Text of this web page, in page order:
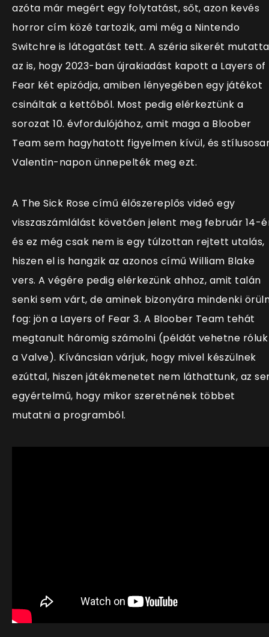
azóta már megért egy folytatást, sőt, azon kevés
horror cím közé tartozik, ami még a Nintendo
Switchre is látogatást tett. A széria sikerét mutatta
az is, hogy 2023-ban újrakiadást kapott a Layers of
Fear két epizódja, amiben lényegében egy játékot
csináltak a kettőből. Most pedig elérkeztünk a
sorozat 10. évfordulójához, amit maga a Bloober
Team sem hagyhatott figyelmen kívül, és
Valentin-napon ünnepelték meg ezt.
A The Sick Rose című élőszereplős videó egy
visszaszámlálást követően jelent meg február 14-
és ez még csak nem is egy túlzottan rejtett utalás,
hiszen el is hangzik az azonos című William Blake
vers. A végére pedig elérkezünk ahhoz, amit talán
senki sem várt, de aminek bizonyára mindenki
fog: jön a Layers of Fear 3. A Bloober Team tehát
megtanult háromig számolni (példát vehetne róluk
a Valve). Kíváncsian várjuk, hogy mivel készülnek
ezúttal, hiszen játékmenetet nem láthattunk, az
egyértelmű, hogy mikor szeretnének többet
mutatni a programból.